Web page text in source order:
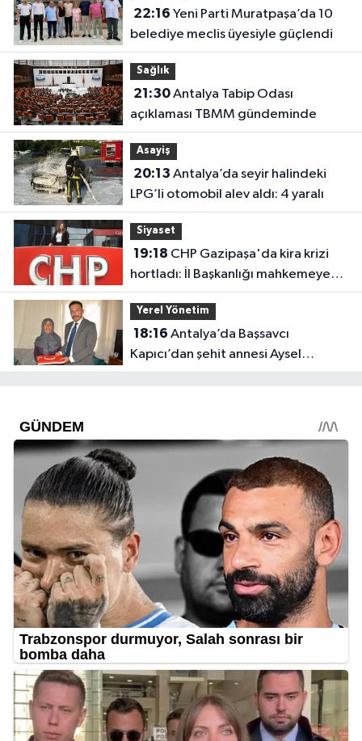
22:16
belediye meclis üyesiyle güçlendi
Sağlık
21:30Antalya Tabip Odası
açıklaması TBMM gündeminde
Asayiş
20:13
LPG’li otomobil alev aldı: 4 yaralı
Siyaset
19:18
hortladı: İl Başkanlığı mahkemeye
gitti
Yerel Yönetim
18:16
Kapıcı’dan şehit annesi Aysel
Belen’e anlamlı ziyaret